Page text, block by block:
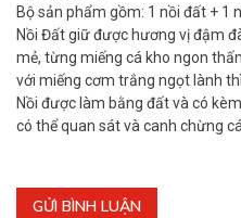
Bộ sản phẩm gồm: 1 nồi đất + 1
Nồi Đất giữ được hương vị đậm
mẻ, từng miếng cá kho ngon
với miếng cơm trắng ngọt lành
Nồi được làm bằng đất và có
có thể quan sát và canh chừng
GỬI BÌNH LUẬN